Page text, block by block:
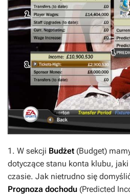
1. W sekcji Budżet (Budget)
dotyczące stanu konta klubu,
czasie. Jak nietrudno się
Prognoza dochodu (Predicted